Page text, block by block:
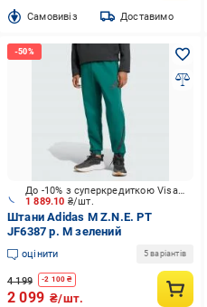
Cамовивіз Доставимо
1 889.10 ₴/шт.
До -10% з суперкредиткою Visa Вигода
Штани Adidas M Z.N.E. PT
JF6387 р. M зелений
оцінити 5 варіантів
4 199 -2 100 ₴
2 099 ₴/шт.